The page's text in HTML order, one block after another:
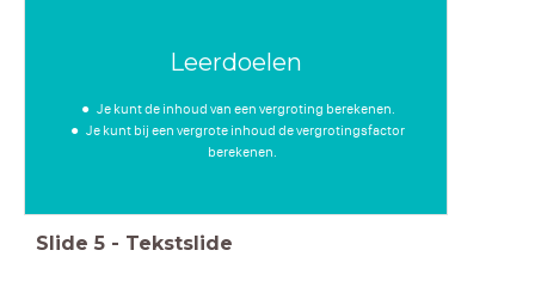
Leerdoelen
Je kunt de inhoud van een vergroting berekenen.
Je kunt bij een vergrote inhoud de vergrotingsfactor
berekenen.
Slide 5 - Tekstslide